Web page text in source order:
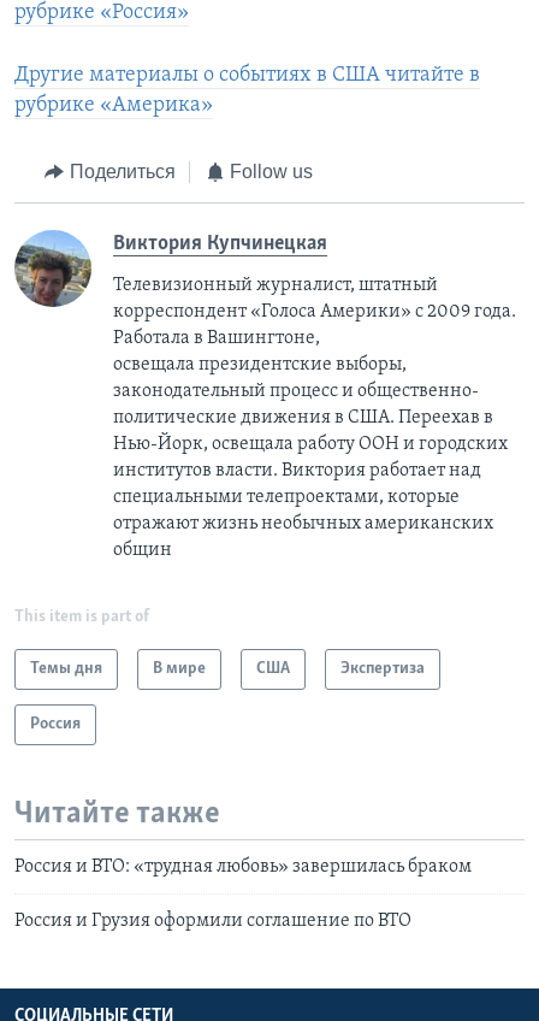
рубрике «Россия»
Другие материалы о событиях в США читайте в
рубрике «Америка»
Поделиться Follow us
Виктория Купчинецкая
Телевизионный журналист, штатный
корреспондент «Голоса Америки» с 2009 года.
Работала в Вашингтоне,
освещала президентские выборы,
законодательный процесс и общественно-
политические движения в США. Переехав в
Нью-Йорк, освещала работу ООН и городских
институтов власти. Виктория работает над
специальными телепроектами, которые
отражают жизнь необычных американских
общин
This item is part of
Темы дня В мире США Экспертиза
Россия
Читайте также
Россия и ВТО: «трудная любовь» завершилась браком
Россия и Грузия оформили соглашение по ВТО
СОЦИАЛЬНЫЕ СЕТИ